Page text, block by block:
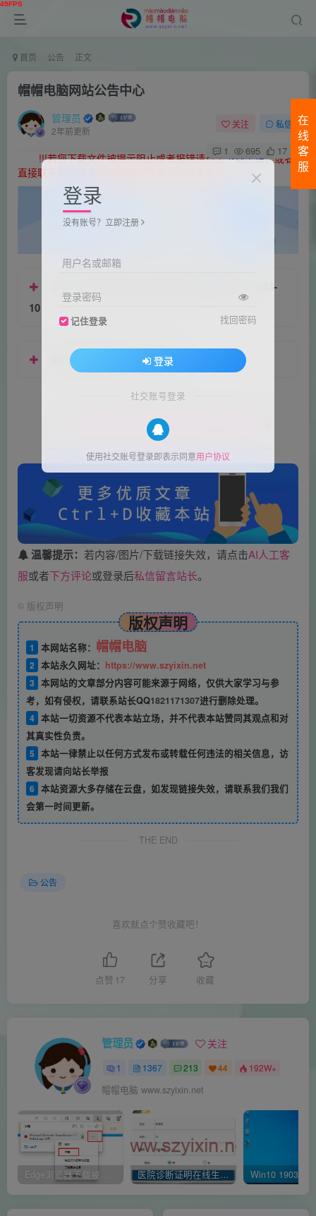
首页 公告 正文
帽帽电脑网站公告中心
管理员
2年前更新
关注 私信
1 695 17
!!!若您下载文件被提示阻止或者报错请点击下载出错，或者
直接联系
本站123网盘下载方式逐步改天翼网盘下载 2024-
10
网站升级告用户书 2024-05
本文结束END-更多知识关注帽帽电脑公众号
温馨提示： 若内容/图片/下载链接失效，请点击AI人工客
服或者下方评论或登录后私信留言站长。
© 版权声明
版权声明
1 本网站名称： 帽帽电脑
2 本站永久网址： https://www.szyixin.net
3 本网站的文章部分内容可能来源于网络，仅供大家学习与参
考，如有侵权，请联系站长QQ1821171307进行删除处理。
4 本站一切资源不代表本站立场，并不代表本站赞同其观点和对
其真实性负责。
5 本站一律禁止以任何方式发布或转载任何违法的相关信息，访
客发现请向站长举报
6 本站资源大多存储在云盘，如发现链接失效，请联系我们我们
会第一时间更新。
THE END
公告
喜欢就点个赞收藏吧！
点赞 17 分享 收藏
管理员 关注
1 1367 213 44 192W+
帽帽电脑 www.szyixin.net
Edge浏览器下载被阻止 已阻止此不安全的文件是什么原因呢 医院诊断证明在线生成器-安卓APP
在
线
客
服
登录
没有账号？立即注册
用户名或邮箱
登录密码
记住登录 找回密码
登录
社交账号登录
使用社交账号登录即表示同意用户协议